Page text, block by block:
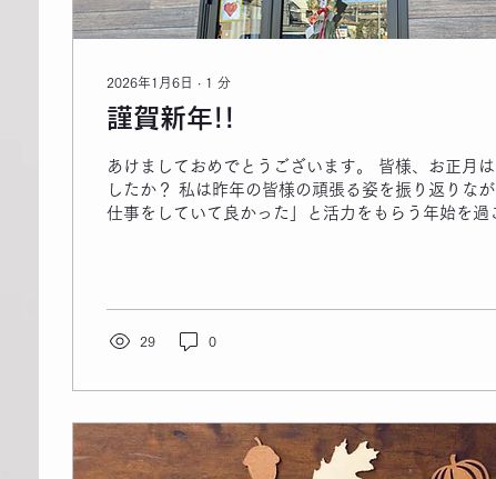
2026年1月6日 ∙ 1 分
謹賀新年!!
あけましておめでとうございます。 ​皆様、お正月
したか？ 私は昨年の皆様の頑張る姿を振り返りな
仕事をしていて良かった」と活力をもらう年始を過
シュした身体を、明日からまた一緒に引き締めてい
も、皆様の理想の体づくりを全力でサポートさせて
ムでお会いできるのを楽しみにしております。
29 0